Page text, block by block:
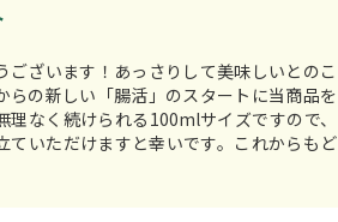
ございます！あっさりして美味しいとのこ
らの新しい「腸活」のスタートに当商品を
なく続けられる100mlサイズですので、
ていただけますと幸いです。これからもど
します。